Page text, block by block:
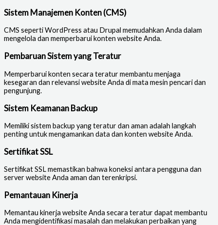
Sistem Manajemen Konten (CMS)
CMS seperti WordPress atau Drupal memudahkan Anda dalam
mengelola dan memperbarui konten website Anda.
Pembaruan Sistem yang Teratur
Memperbarui konten secara teratur membantu menjaga
kesegaran dan relevansi website Anda di mata mesin pencari dan
pengunjung.
Sistem Keamanan Backup
Memiliki sistem backup yang teratur dan aman adalah langkah
penting untuk mengamankan data dan konten website Anda.
Sertifikat SSL
Sertifikat SSL memastikan bahwa koneksi antara pengguna dan
server website Anda aman dan terenkripsi.
Pemantauan Kinerja
Memantau kinerja website Anda secara teratur dapat membantu
Anda mengidentifikasi masalah dan melakukan perbaikan yang